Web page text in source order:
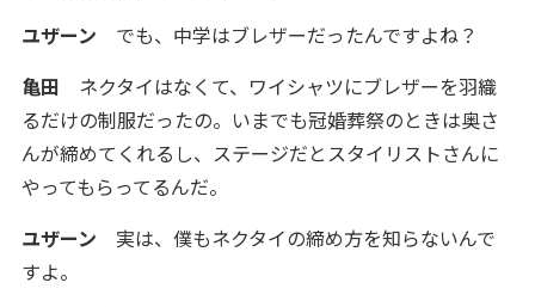
ユザーン でも、中学はブレザーだったんですよね？
亀田 ネクタイはなくて、ワイシャツにブレザーを羽織
るだけの制服だったの。いまでも冠婚葬祭のときは奥さ
んが締めてくれるし、ステージだとスタイリストさんに
やってもらってるんだ。
ユザーン 実は、僕もネクタイの締め方を知らないんで
すよ。